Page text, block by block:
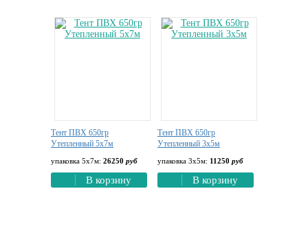
Тент ПВХ 650гр
Утепленный 5х7м
упаковка 5х7м: 26250 руб
В корзину
Тент ПВХ 650гр
Утепленный 3х5м
упаковка 3х5м: 11250 руб
В корзину